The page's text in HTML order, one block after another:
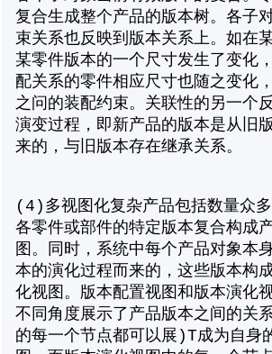
复合生成整个产品的版本树。各子
束关系也反映到版本关系上。如在
某零件版本的一个尺寸发生了变化
配关系的零件相应尺寸也随之变化
之问的装配约束。关联性的另一个
演变过程，即新产品的版本是从旧
来的，与旧版本存在继承关系。
(4)多视图化复杂产品包括数量众多
各零件或部件的特定版本复合构成
图。同时，系统中每个产品对象本
本的演化过程而来的，这些版本构
化视图。版本配置视图和版本演化
不同角度展示了产品版本之间的关
的每一个节点都可以展)T成为自身